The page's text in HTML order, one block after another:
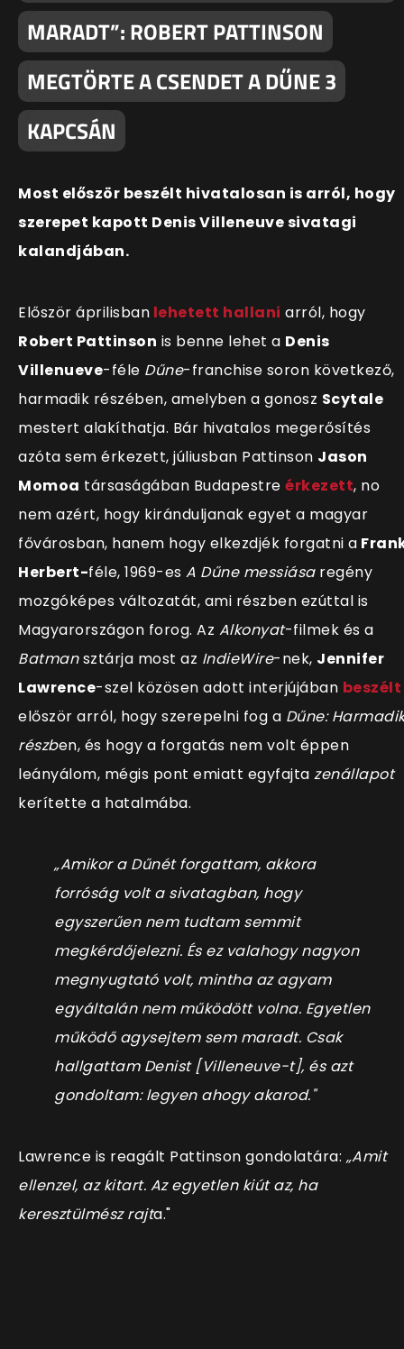
MARADT”: ROBERT PATTINSON
MEGTÖRTE A CSENDET A DŰNE 3
KAPCSÁN
Most először beszélt hivatalosan is arról, hogy
szerepet kapott Denis Villeneuve sivatagi
kalandjában.
Először áprilisban lehetett hallani arról, hogy
Robert Pattinson is benne lehet a Denis
Villenueve-féle Dűne-franchise soron következő,
harmadik részében, amelyben a gonosz Scytale
mestert alakíthatja. Bár hivatalos megerősítés
azóta sem érkezett, júliusban Pattinson Jason
Momoa társaságában Budapestre érkezett, no
nem azért, hogy kiránduljanak egyet a magyar
fővárosban, hanem hogy elkezdjék forgatni a
Herbert-féle, 1969-es A Dűne messiásaregény
mozgóképes változatát, ami részben ezúttal is
Magyarországon forog. Az Alkonyat-filmek és a
Batmansztárja most az IndieWire-nek, Jennifer
Lawrence-szel közösen adott interjújában beszélt
először arról, hogy szerepelni fog a Dűne:
részben, és hogy a forgatás nem volt éppen
leányálom, mégis pont emiatt egyfajta zenállapot
kerítette a hatalmába.
„Amikor a Dűnét forgattam, akkora
forróság volt a sivatagban, hogy
egyszerűen nem tudtam semmit
megkérdőjelezni. És ez valahogy nagyon
megnyugtató volt, mintha az agyam
egyáltalán nem működött volna. Egyetlen
működő agysejtem sem maradt. Csak
hallgattam Denist [Villeneuve-t], és azt
gondoltam: legyen ahogy akarod."
Lawrence is reagált Pattinson gondolatára: „Amit
ellenzel, az kitart. Az egyetlen kiút az, ha
keresztülmész rajta."